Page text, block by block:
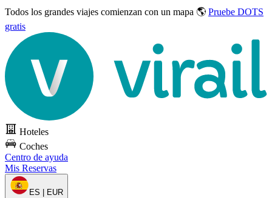
Todos los grandes viajes comienzan con un mapa 🌎 Pruebe DOTS
gratis
Hoteles
Coches
Centro de ayuda
Mis Reservas
ES | EUR